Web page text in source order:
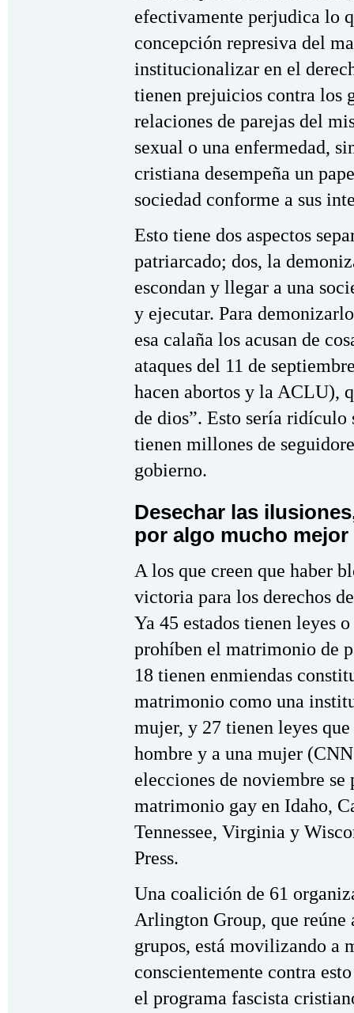
efectivamente perjudica lo
concepción represiva del
institucionalizar en el
tienen prejuicios contra los
relaciones de parejas del
sexual o una enfermedad,
cristiana desempeña un
sociedad conforme a sus
Esto tiene dos aspectos
patriarcado; dos, la
escondan y llegar a una
y ejecutar. Para
esa calaña los acusan de
ataques del 11 de
hacen abortos y la ACLU),
de dios”. Esto sería ridículo
tienen millones de
gobierno.
Desechar las
por algo mucho mejor
A los que creen que haber
victoria para los derechos
Ya 45 estados tienen leyes
prohíben el matrimonio de
18 tienen enmiendas
matrimonio como una
mujer, y 27 tienen leyes
hombre y a una mujer
elecciones de noviembre
matrimonio gay en Idaho,
Tennessee, Virginia y
Press.
Una coalición de 61
Arlington Group, que reúne
grupos, está movilizando a
conscientemente contra
el programa fascista